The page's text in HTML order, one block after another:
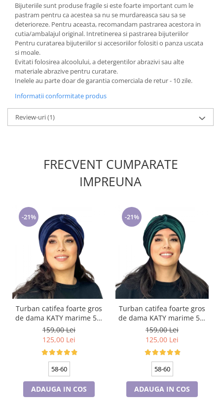
Bijuteriile sunt produse fragile si este foarte important cum le
pastram pentru ca acestea sa nu se murdareasca sau sa se
deterioreze. Pentru aceasta, recomandam pastrarea acestora in
cutia/ambalajul original. Intretinerea si pastrarea bijuteriilor
Pentru curatarea bijuteriilor si accesoriilor folositi o panza uscata
si moale.
Evitati folosirea alcoolului, a detergentilor abrazivi sau alte
materiale abrazive pentru curatare.
Inelele au parte doar de garantia comerciala de retur - 10 zile.
Informatii conformitate produs
Review-uri(1)
FRECVENT CUMPARATE
IMPREUNA
-21%
Turban catifea foarte gros
de dama KATY marime 58-
60, captuseala polar,
culoare bleomarin
159,00 Lei
125,00 Lei
58-60
ADAUGA IN COS
-21%
Turban catifea foarte gros
de dama KATY marime 58-
60, captuseala polar,
culoare verde emerald
159,00 Lei
125,00 Lei
58-60
ADAUGA IN COS